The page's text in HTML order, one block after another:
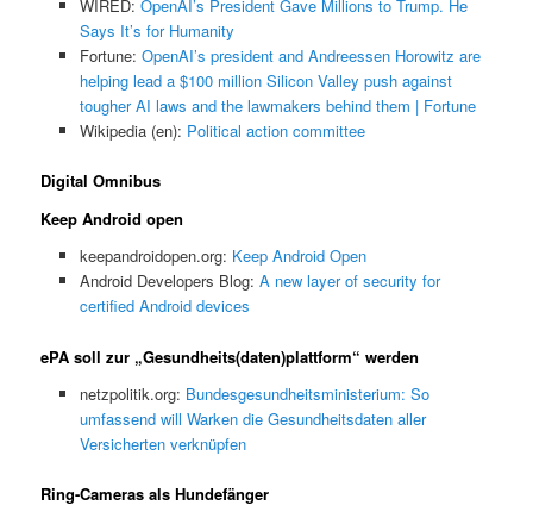
WIRED: OpenAI’s President Gave Millions to Trump. He
Says It’s for Humanity
Fortune: OpenAI’s president and Andreessen Horowitz are
helping lead a $100 million Silicon Valley push against
tougher AI laws and the lawmakers behind them | Fortune
Wikipedia (en): Political action committee
Digital Omnibus
Keep Android open
keepandroidopen.org: Keep Android Open
Android Developers Blog: A new layer of security for
certified Android devices
ePA soll zur „Gesundheits(daten)plattform“ werden
netzpolitik.org: Bundesgesundheitsministerium: So
umfassend will Warken die Gesundheitsdaten aller
Versicherten verknüpfen
Ring-Cameras als Hundefänger